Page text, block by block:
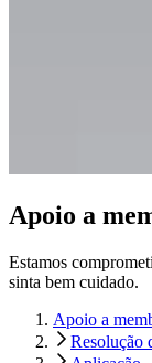
Apoio a
Estamos
sinta bem cuidado.
Apoio a
Resolução